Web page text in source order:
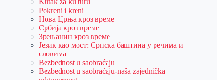
Kutak za kulturu
Pokreni i kreni
Нова Црња кроз време
Србија кроз време
Зрењанин кроз време
Језик као мост: Српска баштина у речима и
словима
Bezbednost u saobraćaju
Bezbednost u saobraćaju-naša zajednička